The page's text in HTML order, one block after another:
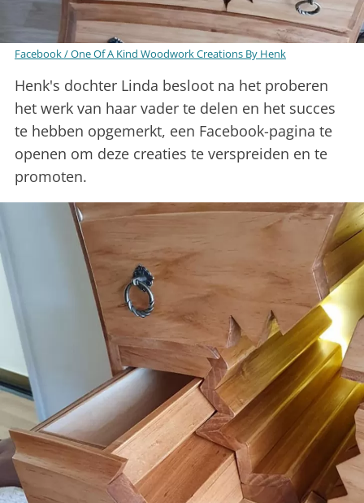
Facebook / One Of A Kind Woodwork Creations By Henk
Henk's dochter Linda besloot na het proberen
het werk van haar vader te delen en het succes
te hebben opgemerkt, een Facebook-pagina te
openen om deze creaties te verspreiden en te
promoten.